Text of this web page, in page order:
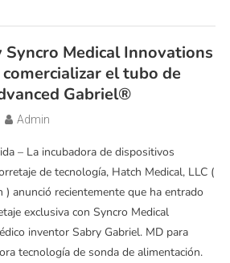
Syncro Medical Innovations
el tubo de
Gabriel®
Admin
– La incubadora de dispositivos
de tecnología, Hatch Medical, LLC (
anunció recientemente que ha entrado
exclusiva con Syncro Medical
inventor Sabry Gabriel. MD para
tecnología de sonda de alimentación.